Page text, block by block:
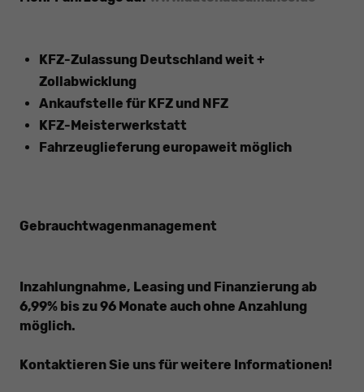
KFZ-Zulassung Deutschland weit +
Zollabwicklung
Ankaufstelle für KFZ und NFZ
KFZ-Meisterwerkstatt
Fahrzeuglieferung europaweit möglich
Gebrauchtwagenmanagement
Inzahlungnahme, Leasing und Finanzierung ab
6,99% bis zu 96 Monate auch ohne Anzahlung
möglich.
Kontaktieren Sie uns für weitere Informationen!